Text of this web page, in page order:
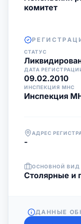
комитет
СТАТУС
ДАТА
09.02.2010
ИНСПЕКЦИЯ МНС
Инспекция
АДРЕС
-
ОСНОВНОЙ ВИД
Столярные и
ДАННЫЕ